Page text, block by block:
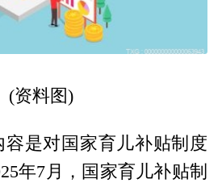
(资料图)
容是对国家育儿补贴制度
年7月，国家育儿补贴制